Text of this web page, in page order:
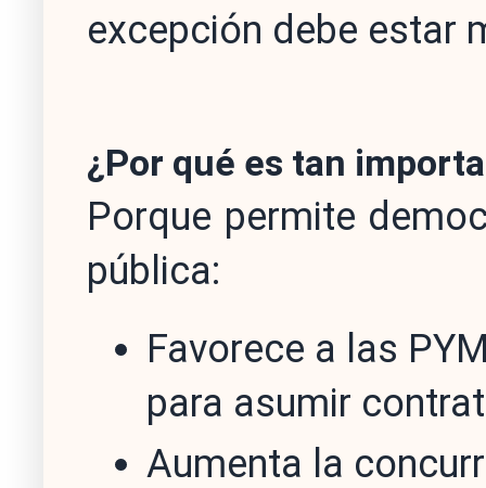
excepción debe estar
¿Por qué es tan
Porque permite
pública:
Favorece a las
para asumir
Aumenta la